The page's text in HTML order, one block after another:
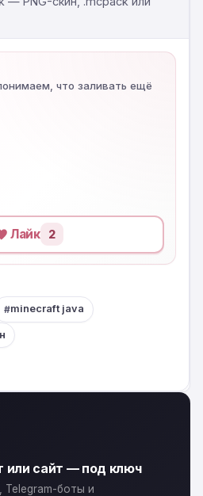
что заливать ещё
Лайк 2
minecraft java
или сайт — под ключ
Telegram-боты и